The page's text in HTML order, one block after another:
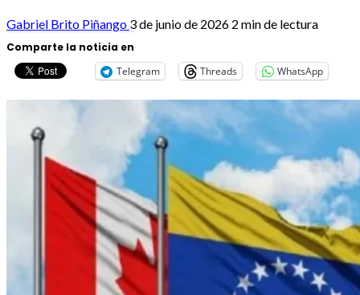
Gabriel Brito Piñango 3 de junio de 2026 2 min de lectura
Comparte la noticia en
Telegram
Threads WhatsApp